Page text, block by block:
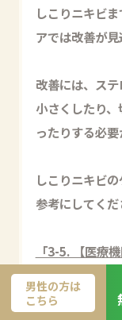
しこりニキビ
アでは改善が見
改善には、ス
小さくしたり
ったりする必要
しこりニキビ
参考にしてくだ
「3-5. 【医療
（硬結）」
男性の方は
こちら